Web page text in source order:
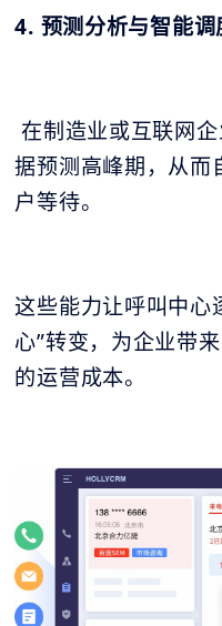
4. 预测分析与智能调
在制造业或互联网
据预测高峰期，从而
户等待。
这些能力让呼叫中心
心”转变，为企业带
的运营成本。